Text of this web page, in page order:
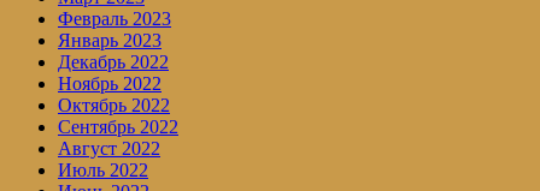
Февраль 2023
Январь 2023
Декабрь 2022
Ноябрь 2022
Октябрь 2022
Сентябрь 2022
Август 2022
Июль 2022